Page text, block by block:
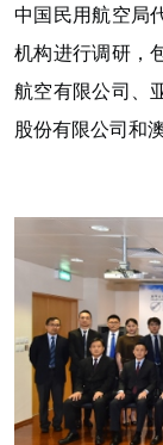
中国民用航空局
机构进行调研，
航空有限公司、
股份有限公司和